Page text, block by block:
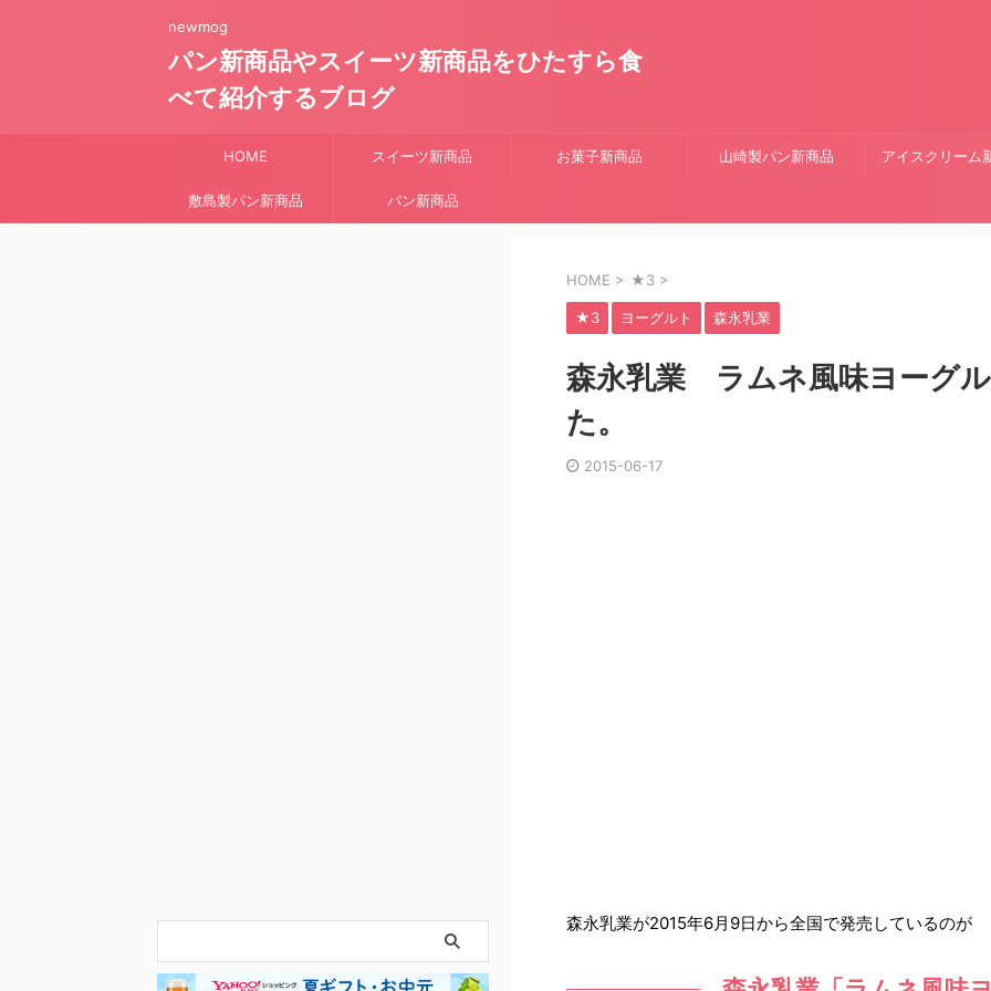
newmog
パン新商品やスイーツ新商品をひたすら食
べて紹介するブログ
HOME スイーツ新商品 お菓子新商品 山崎製パン新商品 アイスクリーム
敷島製パン新商品 パン新商品
HOME > ★3 >
★3 ヨーグルト 森永乳業
森永乳業 ラムネ風味ヨーグ
た。
2015-06-17
森永乳業が2015年6月9日から全国で発売しているのが